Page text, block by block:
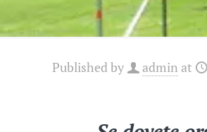
Published by admin at